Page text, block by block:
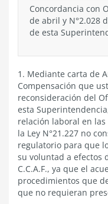
Concordancia con
de abril y N°2.028
de esta
1. Mediante carta de
Compensación que
reconsideración del
esta
relación laboral en las
la Ley N°21.227 no
regulatorio para que
su voluntad a efectos
C.C.A.F., ya que el
procedimientos que
que no requieran